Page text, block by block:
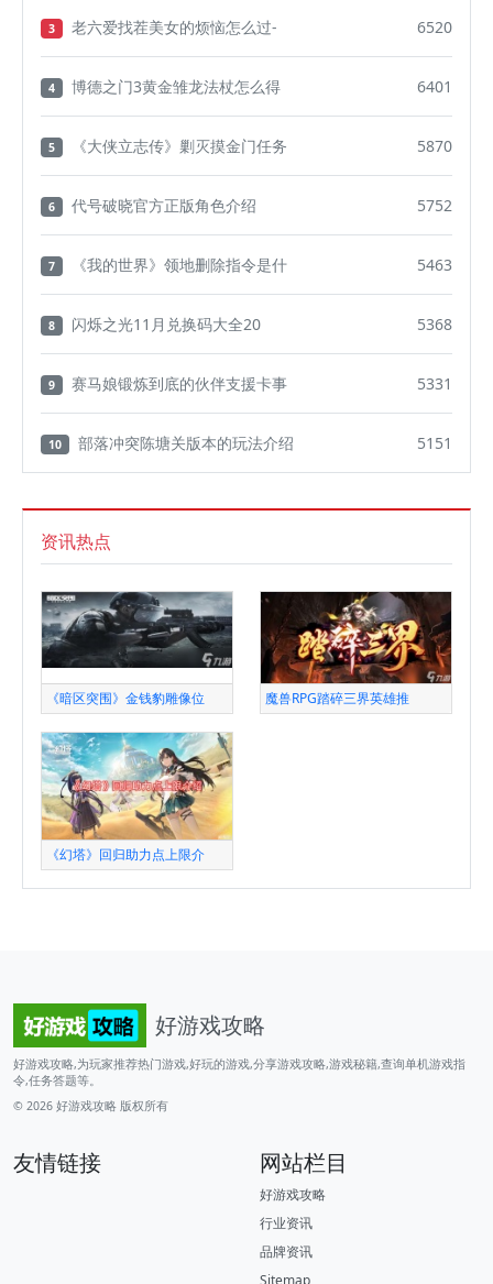
3 老六爱找茬美女的烦恼怎么过- 6520
4 博德之门3黄金雏龙法杖怎么得 6401
5 《大侠立志传》剿灭摸金门任务 5870
6 代号破晓官方正版角色介绍 5752
7 《我的世界》领地删除指令是什 5463
8 闪烁之光11月兑换码大全20 5368
9 赛马娘锻炼到底的伙伴支援卡事 5331
10 部落冲突陈塘关版本的玩法介绍 5151
资讯热点
《暗区突围》金钱豹雕像位 魔兽RPG踏碎三界英雄推
《幻塔》回归助力点上限介
好游戏攻略
好游戏攻略,为玩家推荐热门游戏,好玩的游戏,分享游戏攻略,游戏秘籍,查询单机游戏指
令,任务答题等。
© 2026 好游戏攻略 版权所有
友情链接 网站栏目
好游戏攻略
行业资讯
品牌资讯
Sitemap